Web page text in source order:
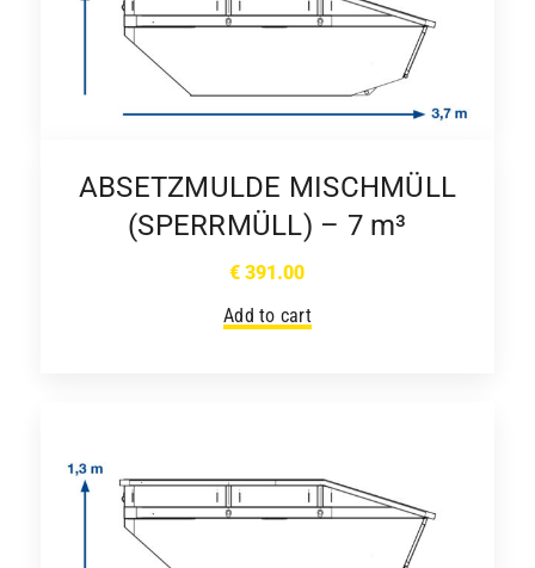
ABSETZMULDE MISCHMÜLL
(SPERRMÜLL) – 7 m³
€ 391.00
Add to cart